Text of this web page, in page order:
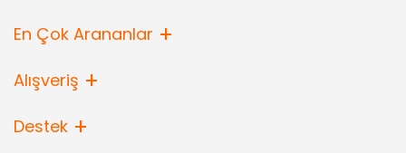
En Çok Arananlar
Alışveriş
Destek